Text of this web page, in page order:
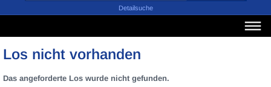
Detailsuche
Los nicht vorhanden
Das angeforderte Los wurde nicht gefunden.